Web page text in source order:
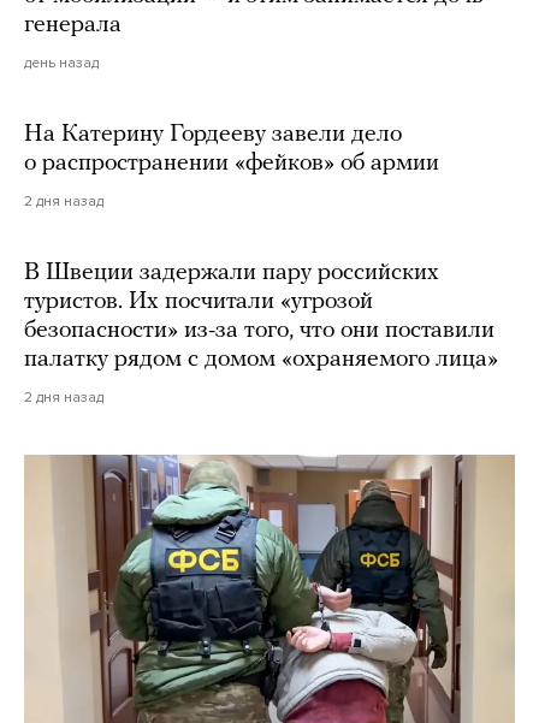
генерала
день назад
На Катерину Гордееву завели дело
о распространении «фейков» об армии
2 дня назад
В Швеции задержали пару российских
туристов. Их посчитали «угрозой
безопасности» из-за того, что они поставили
палатку рядом с домом «охраняемого лица»
2 дня назад